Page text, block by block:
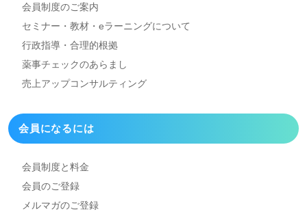
会員制度のご案内
セミナー・教材・eラーニングについて
行政指導・合理的根拠
薬事チェックのあらまし
売上アップコンサルティング
会員になるには
会員制度と料金
会員のご登録
メルマガのご登録